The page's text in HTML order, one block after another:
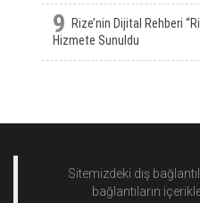
9
Rize’nin Dijital Rehberi
Hizmete Sunuldu
Sitemizdeki dış
bağlantıların